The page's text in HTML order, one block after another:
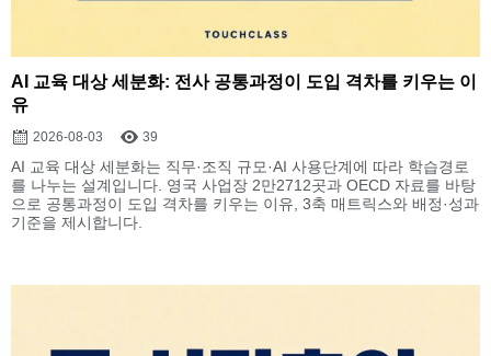
AI 교육 대상 세분화: 전사 공통과정이 도입 격차를 키우는 이
유
2026-08-03 39
AI 교육 대상 세분화는 직무·조직 규모·AI 사용단계에 따라 학습경로
를 나누는 설계입니다. 영국 사업장 2만2712곳과 OECD 자료를 바탕
으로 공통과정이 도입 격차를 키우는 이유, 3축 매트릭스와 배정·성과
기준을 제시합니다.